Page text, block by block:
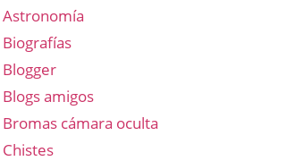
Astronomía
Biografías
Blogger
Blogs amigos
Bromas cámara oculta
Chistes